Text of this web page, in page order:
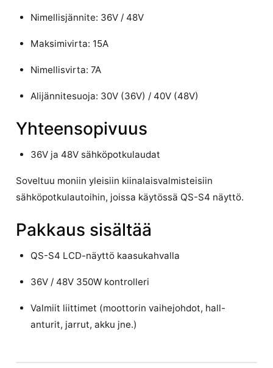
Nimellisjännite: 36V / 48V
Maksimivirta: 15A
Nimellisvirta: 7A
Alijännitesuoja: 30V (36V) / 40V (48V)
Yhteensopivuus
36V ja 48V sähköpotkulaudat
Soveltuu moniin yleisiin kiinalaisvalmisteisiin
sähköpotkulautoihin, joissa käytössä QS-S4 näyttö.
Pakkaus sisältää
QS-S4 LCD-näyttö kaasukahvalla
36V / 48V 350W kontrolleri
Valmiit liittimet (moottorin vaihejohdot, hall-
anturit, jarrut, akku jne.)